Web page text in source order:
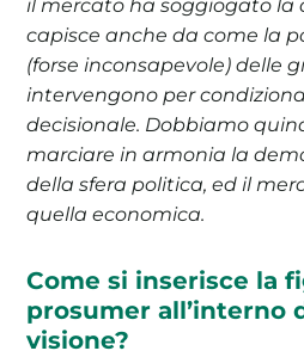
capisce anche da come la
(forse inconsapevole) delle
intervengono per
decisionale. Dobbiamo
marciare in armonia la
della sfera politica, ed il
quella economica.
Come si inserisce la
prosumer all’interno
visione?